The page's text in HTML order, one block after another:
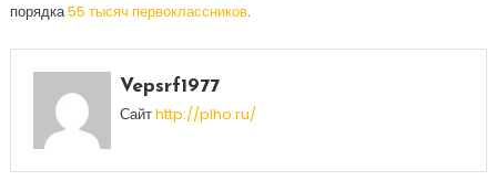
порядка55 тысяч первоклассников.
Vepsrf1977
Сайтhttp://plho.ru/